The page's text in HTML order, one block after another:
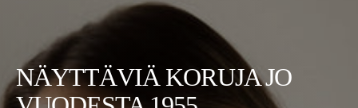
NÄYTTÄVIÄ KORUJA JO